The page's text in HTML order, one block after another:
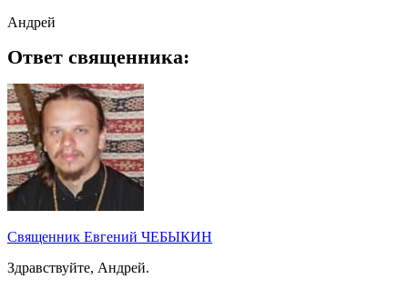
Андрей
Ответ священника:
Священник Евгений ЧЕБЫКИН
Здравствуйте, Андрей.